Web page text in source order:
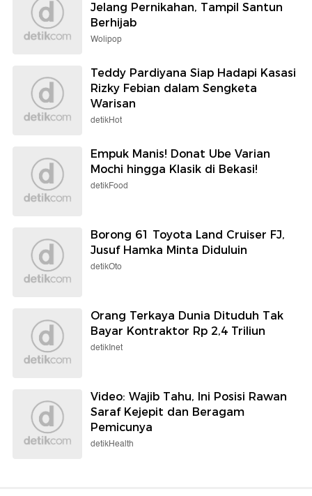
Jelang Pernikahan, Tampil Santun
Berhijab
Wolipop
Teddy Pardiyana Siap Hadapi Kasasi
Rizky Febian dalam Sengketa
Warisan
detikHot
Empuk Manis! Donat Ube Varian
Mochi hingga Klasik di Bekasi!
detikFood
Borong 61 Toyota Land Cruiser FJ,
Jusuf Hamka Minta Diduluin
detikOto
Orang Terkaya Dunia Dituduh Tak
Bayar Kontraktor Rp 2,4 Triliun
detikInet
Video: Wajib Tahu, Ini Posisi Rawan
Saraf Kejepit dan Beragam
Pemicunya
detikHealth